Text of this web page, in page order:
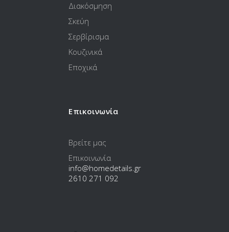
Διακόσμηση
Σκεύη
Σερβίρισμα
Κουζινικά
Εποχικά
Επικοινωνία
Βρείτε μας
Επικοινωνία
info@homedetails.gr
2610 271 092